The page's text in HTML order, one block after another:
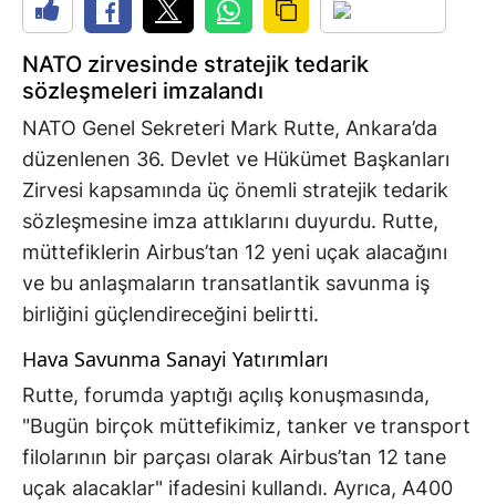
NATO zirvesinde stratejik tedarik
sözleşmeleri imzalandı
NATO Genel Sekreteri Mark Rutte, Ankara’da
düzenlenen 36. Devlet ve Hükümet Başkanları
Zirvesi kapsamında üç önemli stratejik tedarik
sözleşmesine imza attıklarını duyurdu. Rutte,
müttefiklerin Airbus’tan 12 yeni uçak alacağını
ve bu anlaşmaların transatlantik savunma iş
birliğini güçlendireceğini belirtti.
Hava Savunma Sanayi Yatırımları
Rutte, forumda yaptığı açılış konuşmasında,
"Bugün birçok müttefikimiz, tanker ve transport
filolarının bir parçası olarak Airbus’tan 12 tane
uçak alacaklar" ifadesini kullandı. Ayrıca, A400